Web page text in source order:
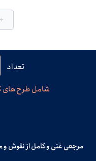
تعداد
شامل طرح های
مرجعی غنی و کامل از نقوش و